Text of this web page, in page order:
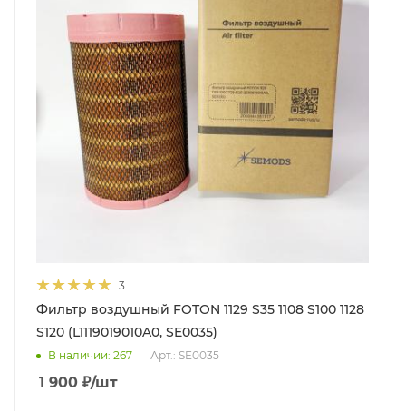
3
Фильтр воздушный FOTON 1129 S35 1108 S100 1128
S120 (L1119019010A0, SE0035)
В наличии: 267 Арт.: SE0035
1 900 ₽/шт